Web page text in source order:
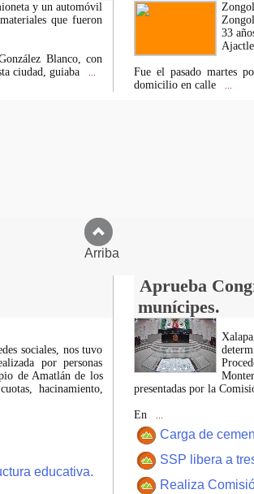
y un automóvil
que fueron
Blanco, con
ciudad, guiaba
33
Fue el pasado martes
domicilio en calle
Arriba
Aprueba
munícipes.
sociales, nos tuvo
por personas
de Amatlán de los
hacinamiento,
educativa.
presentadas por la
En
Carga de
SSP libera a
Realiza